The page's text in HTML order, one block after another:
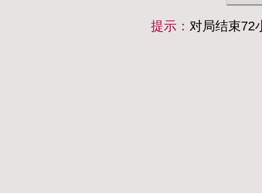
提示： 对局结束72